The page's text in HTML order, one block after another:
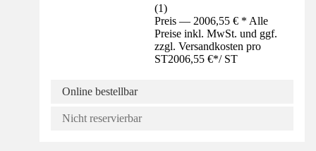
(1)
Preis — 2006,55 € * Alle
Preise inkl. MwSt. und ggf.
zzgl. Versandkosten pro
ST2006,55 €*/ ST
Online bestellbar
Nicht reservierbar